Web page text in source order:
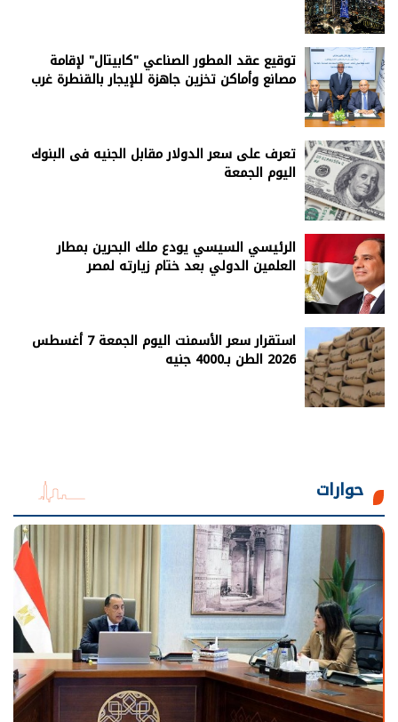
توقيع عقد المطور الصناعي "كابيتال" لإقامة
مصانع وأماكن تخزين جاهزة للإيجار بالقنطرة غرب
تعرف على سعر الدولار مقابل الجنيه فى البنوك
اليوم الجمعة
الرئيسي السيسي يودع ملك البحرين بمطار
العلمين الدولي بعد ختام زيارته لمصر
استقرار سعر الأسمنت اليوم الجمعة 7 أغسطس
2026 الطن بـ4000 جنيه
حوارات